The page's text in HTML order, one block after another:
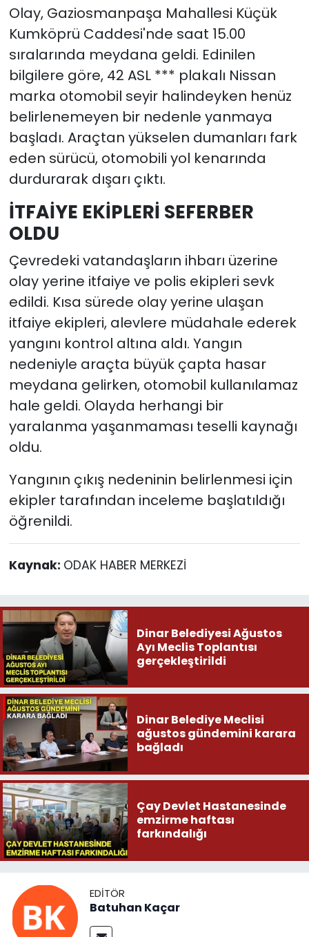
Olay, Gaziosmanpaşa Mahallesi Küçük
Kumköprü Caddesi'nde saat 15.00
sıralarında meydana geldi. Edinilen
bilgilere göre, 42 ASL *** plakalı Nissan
marka otomobil seyir halindeyken henüz
belirlenemeyen bir nedenle yanmaya
başladı. Araçtan yükselen dumanları fark
eden sürücü, otomobili yol kenarında
durdurarak dışarı çıktı.
İTFAİYE EKİPLERİ SEFERBER
OLDU
Çevredeki vatandaşların ihbarı üzerine
olay yerine itfaiye ve polis ekipleri sevk
edildi. Kısa sürede olay yerine ulaşan
itfaiye ekipleri, alevlere müdahale ederek
yangını kontrol altına aldı. Yangın
nedeniyle araçta büyük çapta hasar
meydana gelirken, otomobil kullanılamaz
hale geldi. Olayda herhangi bir
yaralanma yaşanmaması teselli kaynağı
oldu.
Yangının çıkış nedeninin belirlenmesi için
ekipler tarafından inceleme başlatıldığı
öğrenildi.
Kaynak: ODAK HABER MERKEZİ
Dinar Belediyesi Ağustos
Ayı Meclis Toplantısı
gerçekleştirildi
Dinar Belediye Meclisi
ağustos gündemini karara
bağladı
Çay Devlet Hastanesinde
emzirme haftası
farkındalığı
EDITÖR
Batuhan Kaçar